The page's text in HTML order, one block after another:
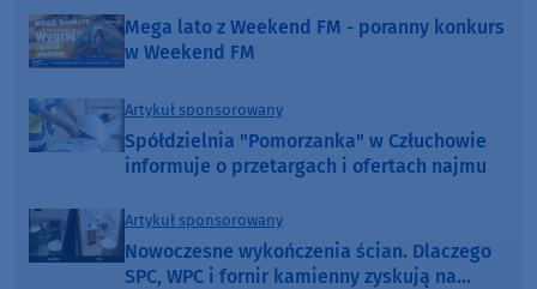
Mega lato z Weekend FM - poranny konkurs
w Weekend FM
Artykuł sponsorowany
Spółdzielnia "Pomorzanka" w Człuchowie
informuje o przetargach i ofertach najmu
Artykuł sponsorowany
Nowoczesne wykończenia ścian. Dlaczego
SPC, WPC i fornir kamienny zyskują na